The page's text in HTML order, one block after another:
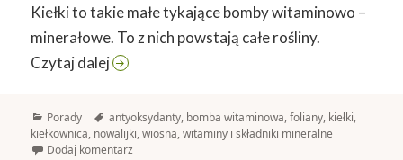
Kiełki to takie małe tykające bomby witaminowo –
minerałowe. To z nich powstają całe rośliny.
Czytaj dalejDlaczego warto jeść kiełki?
Kategorie
Porady Tagi
antyoksydanty, bomba witaminowa,foliany, kiełki,
kiełkownica, nowalijki,wiosna,witaminy i składniki mineralne
Dodaj komentarz